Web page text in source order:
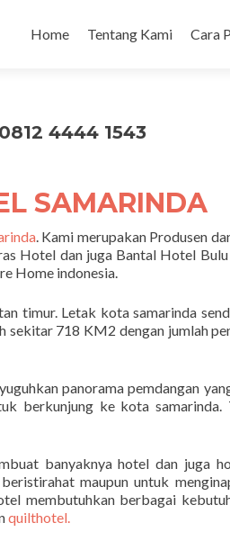
Home Tentang Kami Cara
4444 1543
SAMARINDA
. Kami merupakan Produsen
Hotel dan juga Bantal Hotel Bulu
Home indonesia.
timur. Letak kota samarinda
sekitar 718 KM2 dengan jumlah
panorama pemdangan
berkunjung ke kota samarinda.
banyaknya hotel dan juga
maupun untuk
membutuhkan berbagai
quilthotel.